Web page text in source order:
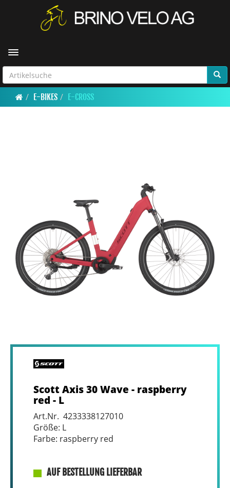
Toggle navigation
E-BIKES E-CROSS
Scott Axis 30 Wave - raspberry
red - L
Art.Nr. 4233338127010
Größe: L
Farbe: raspberry red
AUF BESTELLUNG LIEFERBAR